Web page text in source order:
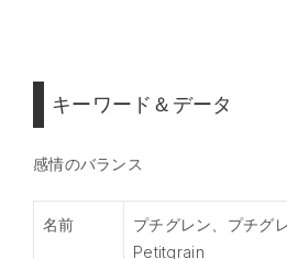
キーワード＆データ
感情のバランス
名前
プチグレン、プチグ
Petitgrain